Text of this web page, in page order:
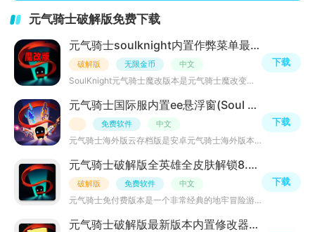
元气骑士破解版免费下载
元气骑士soulknight内置作弊菜单最新版8.3.0 内购版
破解版 无限金币 中文
SoulKnight元气骑士魔改版本是元气骑士魔改变态版游戏，Roguelike风格的冒险动作游戏，你将要在这里探索无尽
下载
元气骑士国际服内置ee悬浮窗(Soul Knight)v8.3.0 无限资源版
免费软件 中文
元气骑士海外版云存档版是安卓元气骑士海外版本，海外服版本相较于大陆版玩法其实是差不多的，玩家可免费使
下载
元气骑士破解版全英雄全皮肤解锁8.3.0 全解锁
破解版 免费软件 中文
元气骑士免付费版本是一个非常经典的地牢冒险游戏，你将在这里探索地牢，收集更多不同的武器，战胜小怪兽，
下载
元气骑士破解版最新版本内置修改器(Soul Knight)v8.3.0 安卓版